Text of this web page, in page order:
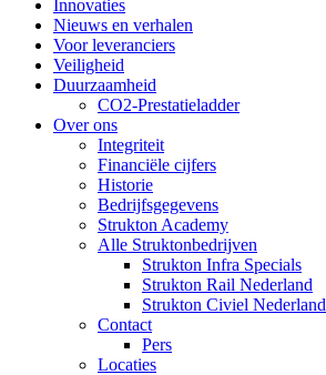
Innovaties
Nieuws en verhalen
Voor leveranciers
Veiligheid
Duurzaamheid
CO2-Prestatieladder
Over ons
Integriteit
Financiële cijfers
Historie
Bedrijfsgegevens
Strukton Academy
Alle Struktonbedrijven
Strukton Infra Specials
Strukton Rail Nederland
Strukton Civiel Nederland
Contact
Pers
Locaties